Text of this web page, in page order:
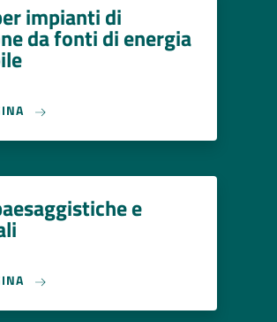
impianti di
da fonti di energia
e